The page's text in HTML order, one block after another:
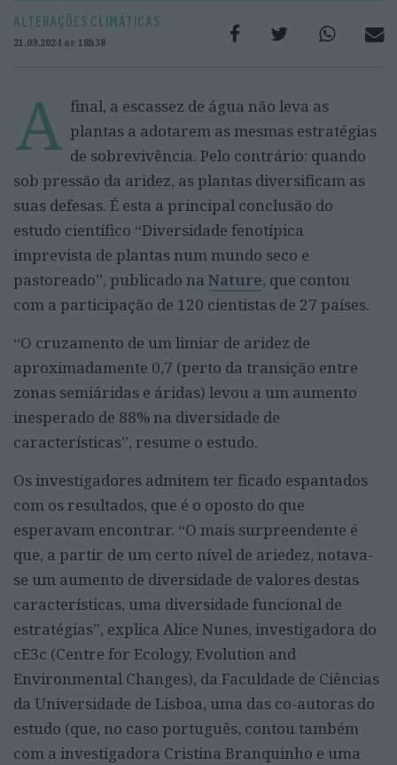
ALTERAÇÕES CLIMÁTICAS
21.09.2024 às 18h38
A final, a escassez de água não leva as
plantas a adotarem as mesmas estratégias
de sobrevivência. Pelo contrário: quando
sob pressão da aridez, as plantas diversificam as
suas defesas. É esta a principal conclusão do
estudo científico “Diversidade fenotípica
imprevista de plantas num mundo seco e
pastoreado”, publicado na Nature, que contou
com a participação de 120 cientistas de 27 países.
“O cruzamento de um limiar de aridez de
aproximadamente 0,7 (perto da transição entre
zonas semiáridas e áridas) levou a um aumento
inesperado de 88% na diversidade de
características”, resume o estudo.
Os investigadores admitem ter ficado espantados
com os resultados, que é o oposto do que
esperavam encontrar. “O mais surpreendente é
que, a partir de um certo nível de ariedez, notava-
se um aumento de diversidade de valores destas
características, uma diversidade funcional de
estratégias”, explica Alice Nunes, investigadora do
cE3c (Centre for Ecology, Evolution and
Environmental Changes), da Faculdade de Ciências
da Universidade de Lisboa, uma das co-autoras do
estudo (que, no caso português, contou também
com a investigadora Cristina Branquinho e uma